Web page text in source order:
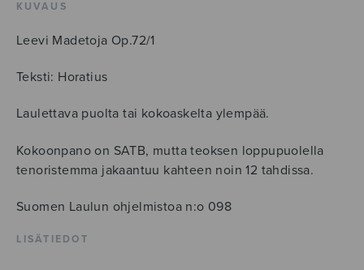
KUVAUS
Leevi Madetoja Op.72/1
Teksti: Horatius
Laulettava puolta tai kokoaskelta ylempää.
Kokoonpano on SATB, mutta teoksen loppupuolella
tenoristemma jakaantuu kahteen noin 12 tahdissa.
Suomen Laulun ohjelmistoa n:o 098
LISÄTIEDOT